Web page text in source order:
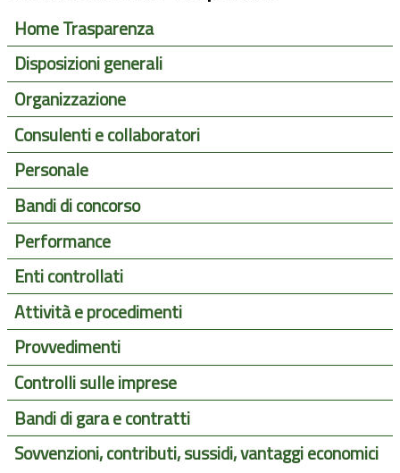
Home Trasparenza
Disposizioni generali
Organizzazione
Consulenti e collaboratori
Personale
Bandi di concorso
Performance
Enti controllati
Attività e procedimenti
Provvedimenti
Controlli sulle imprese
Bandi di gara e contratti
Sovvenzioni, contributi, sussidi, vantaggi economici